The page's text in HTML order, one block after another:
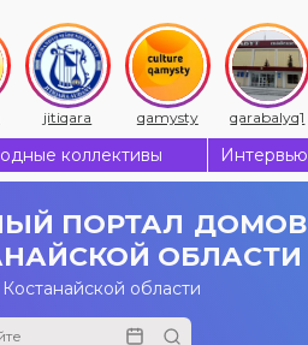
jitiqara qamysty qarabalyq1
коллективы Интервью
ПОРТАЛ ДОМОВ
ОБЛАСТИ
области